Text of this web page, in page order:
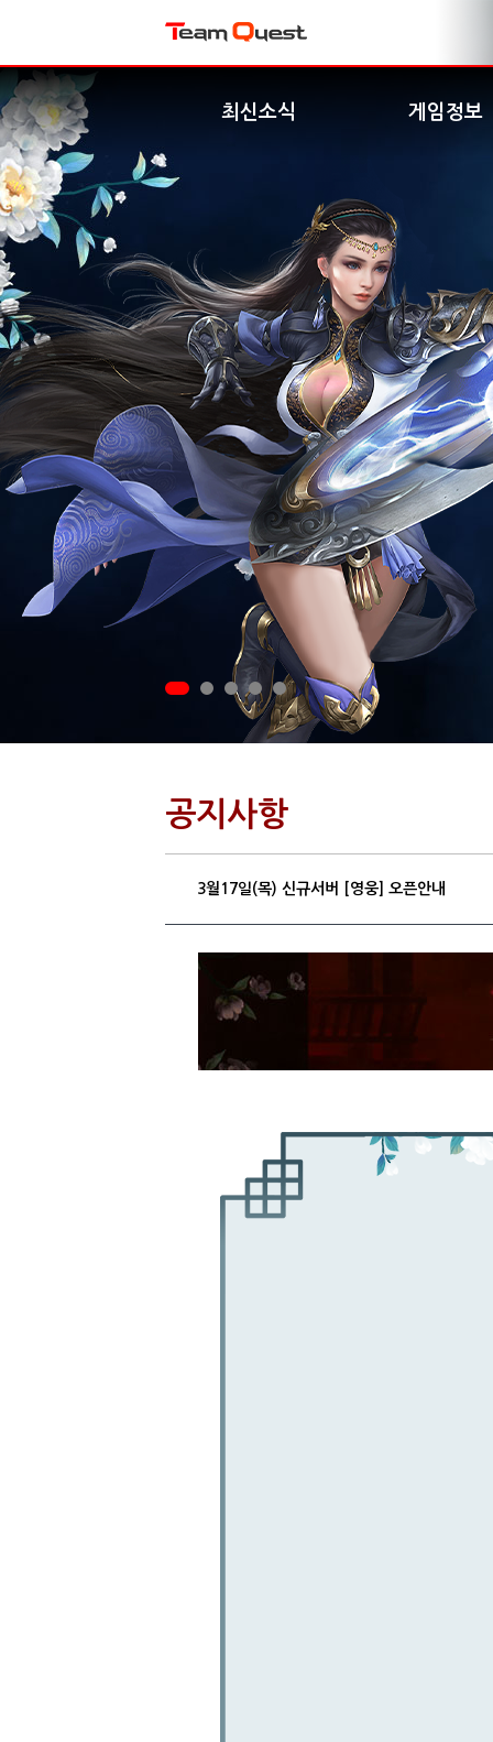
최신소식 게임정보
공지사항
3월17일(목) 신규서버 [영웅] 오픈안내